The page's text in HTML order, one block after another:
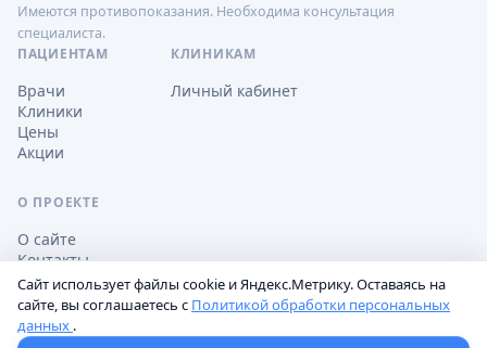
Имеются противопоказания. Необходима консультация
специалиста.
ПАЦИЕНТАМ
Врачи
Клиники
Цены
Акции
КЛИНИКАМ
Личный кабинет
О ПРОЕКТЕ
О сайте
Контакты
Обработка персональных данных
Сайт использует файлы cookie и Яндекс.Метрику. Оставаясь на
сайте, вы соглашаетесь с Политикой обработки персональных
данных .